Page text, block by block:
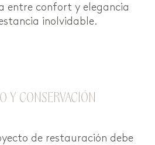
entre confort y elegancia
inolvidable.
Y CONSERVACIÓN
de restauración debe